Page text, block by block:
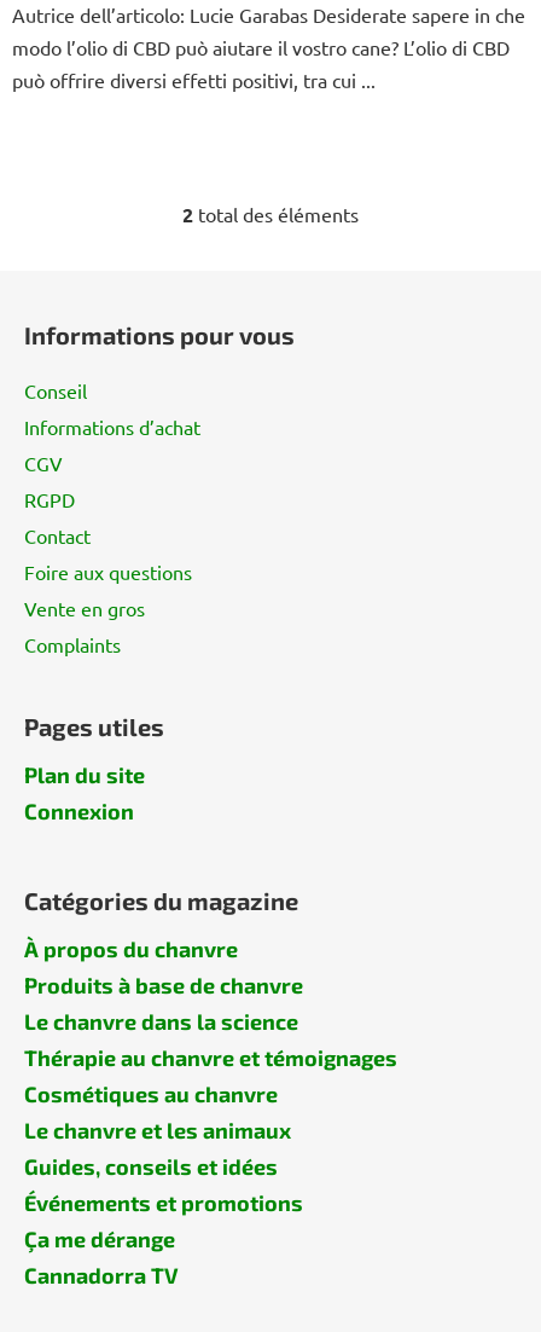
Autrice dell’articolo: Lucie Garabas Desiderate sapere in che
modo l’olio di CBD può aiutare il vostro cane? L’olio di CBD
può offrire diversi effetti positivi, tra cui ...
C
r
2 total des éléments
Informations pour vous
Conseil
Informations d’achat
CGV
RGPD
Contact
Foire aux questions
Vente en gros
Complaints
Pages utiles
Plan du site
Connexion
Catégories du magazine
À propos du chanvre
Produits à base de chanvre
Le chanvre dans la science
Thérapie au chanvre et témoignages
Cosmétiques au chanvre
Le chanvre et les animaux
Guides, conseils et idées
Événements et promotions
Ça me dérange
Cannadorra TV